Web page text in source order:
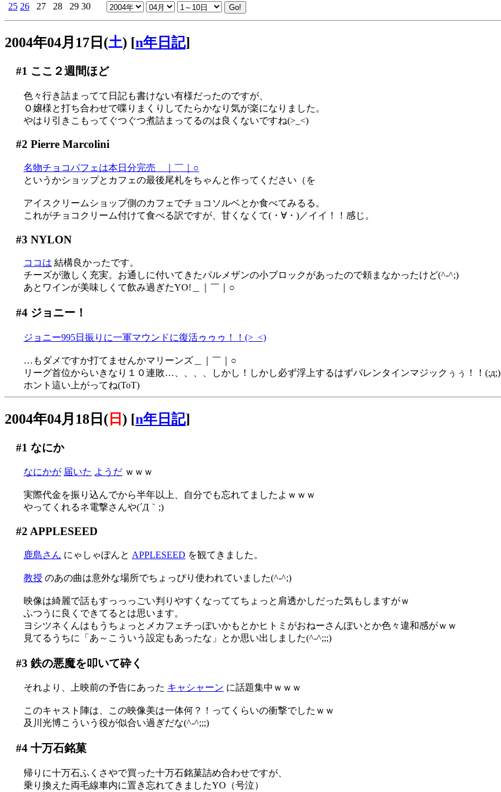
25 26 27 28 29 30
2004年04月17日(土) [n年日記]
#1 ここ２週間ほど
色々行き詰まってて日記も書けない有様だったのですが、
Ｏ嬢様と打ち合わせで喋りまくりしてたらかなり気が楽になりました。
やはり引きこもってぐつぐつ煮詰まってるのは良くないですね(>_<)
#2 Pierre Marcolini
名物チョコパフェは本日分完売＿｜￣｜○
というかショップとカフェの最後尾札をちゃんと作ってください（を
アイスクリームショップ側のカフェでチョコソルベとか食べてみるる。
これがチョコクリーム付けて食べる訳ですが、甘くなくて(・∀・)／イイ！！感じ。
#3 NYLON
ココは 結構良かったです。
チーズが激しく充実。お通しに付いてきたパルメザンの小ブロックがあったので頼まなかったけど(^-^;)
あとワインが美味しくて飲み過ぎたYO!＿｜￣｜○
#4ジョニー！
ジョニー995日振りに一軍マウンドに復活ゥゥゥ！！(>_<)
…もダメですか打てませんかマリーンズ＿｜￣｜○
リーグ首位からいきなり１０連敗…、、、、しかし！しかし必ず浮上するはずバレンタインマジックぅぅ！！(;д;)
ホント這い上がってね(ToT)
2004年04月18日( 日 ) [n年日記]
#1 なにか
なにかが 届いた ようだ ｗｗｗ
実際代金を振り込んでから半年以上、自分でも忘れてましたよｗｗｗ
やってくれるネ電撃さんや(´Д｀;)
#2 APPLESEED
鹿島さん にゃしゃぽんと APPLESEED を観てきました。
教授 のあの曲は意外な場所でちょっぴり使われていました(^-^;)
映像は綺麗で話もすっっっごい判りやすくなっててちょっと肩透かしだった気もしますがｗ
ふつうに良くできてるとは思います。
ヨシツネくんはもうちょっとメカフェチっぽいかもとかヒトミがおねーさんぽいとか色々違和感がｗｗ
見てるうちに「あ～こういう設定もあったな」とか思い出しました(^-^;;;)
#3 鉄の悪魔を叩いて砕く
それより、上映前の予告にあった キャシャーン に話題集中ｗｗｗ
このキャスト陣は、この映像美は一体何？！ってくらいの衝撃でしたｗｗ
及川光博こういう役が似合い過ぎだな(^-^;;;)
#4十万石銘菓
帰りに十万石ふくさやで買った十万石銘菓詰め合わせですが、
乗り換えた両毛線車内に置き忘れてきましたYO（号泣）